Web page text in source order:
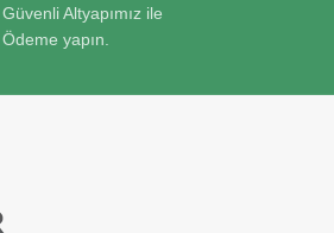
Güvenli Altyapımız ile
Ödeme yapın.